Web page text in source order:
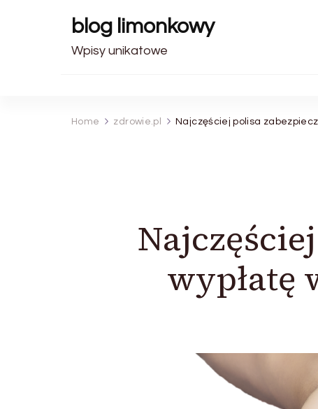
blog limonkowy
Wpisy unikatowe
Home zdrowie.pl Najczęściej polisa
wypłatę